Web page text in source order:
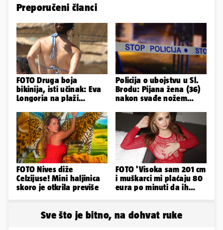
Preporučeni članci
FOTO Druga boja
bikinija, isti učinak: Eva
Longoria na plaži
obline
Policija o ubojstvu u Sl.
Brodu: Pijana žena (36)
nakon svađe nožem
FOTO Nives diže
Celzijuse! Mini haljinica
skoro je otkrila previše
FOTO 'Visoka sam 201 cm
i muškarci mi plaćaju 80
eura po minuti da ih
Sve što je bitno, na dohvat ruke